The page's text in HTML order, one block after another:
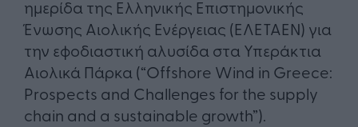
ημερίδα της Ελληνικής Επιστημονικής
Ένωσης Αιολικής Ενέργειας (ΕΛΕΤΑΕΝ) για
την εφοδιαστική αλυσίδα στα Υπεράκτια
Αιολικά Πάρκα (“Offshore Wind in Greece:
Prospects and Challenges for the supply
chain and a sustainable growth”).